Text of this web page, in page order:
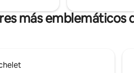
más emblemáticos